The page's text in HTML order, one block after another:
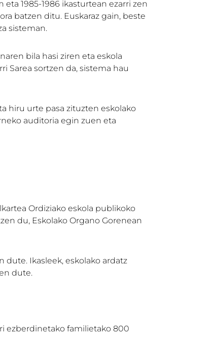
1985-1986 ikasturtean ezarri zen
batzen ditu. Euskaraz gain, beste
sisteman.
bila hasi ziren eta eskola
Sarea sortzen da, sistema hau
hiru urte pasa zituzten eskolako
auditoria egin zuen eta
Ordiziako eskola publikoko
du, Eskolako Organo Gorenean
dute. Ikasleek, eskolako ardatz
dute.
ezberdinetako familietako 800